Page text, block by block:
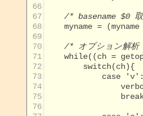
66
67
/* basename $0
68
69
70
/* オプション解
71
72
        switch(ch){
73
74
75
76